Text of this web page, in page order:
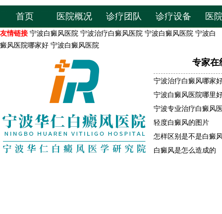
首页 医院概况 诊疗团队 诊疗设备 医
友情链接 宁波白癜风医院 宁波治疗白癜风医院 宁波白癜风医院 宁波白
癜风医院哪家好 宁波白癜风医院
专家在
宁波治疗白癜风哪家
宁波白癜风医院哪里
宁波专业治疗白癜风
轻度白癜风的图片
怎样区别是不是白癜
白癜风是怎么造成的